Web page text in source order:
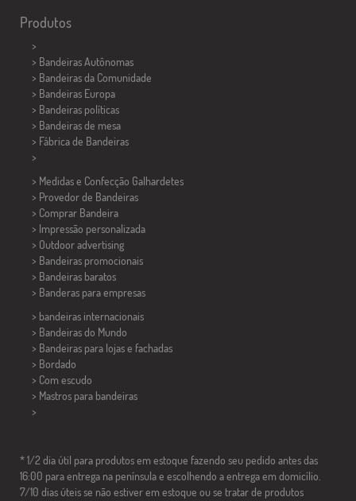
Produtos
>
> Bandeiras Autônomas
> Bandeiras da Comunidade
> Bandeiras Europa
> Bandeiras políticas
> Bandeiras de mesa
> Fábrica de Bandeiras
>
> Medidas e Confecção Galhardetes
> Provedor de Bandeiras
> Comprar Bandeira
> Impressão personalizada
> Outdoor advertising
> Bandeiras promocionais
> Bandeiras baratos
> Banderas para empresas
> bandeiras internacionais
> Bandeiras do Mundo
> Bandeiras para lojas e fachadas
> Bordado
> Com escudo
> Mastros para bandeiras
>
* 1/2 dia útil para produtos em estoque fazendo seu pedido antes das
16:00 para entrega na península e escolhendo a entrega em domicílio.
7/10 dias úteis se não estiver em estoque ou se tratar de produtos